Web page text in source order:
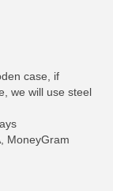
case, if
we will use steel
MoneyGram